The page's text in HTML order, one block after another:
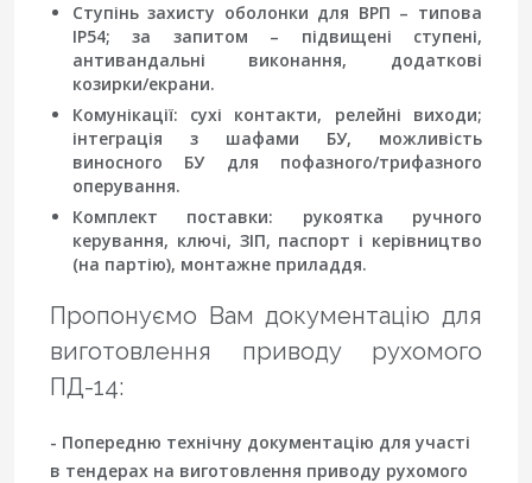
Ступінь захисту оболонки для ВРП – типова
IP54; за запитом – підвищені ступені,
антивандальні виконання, додаткові
козирки/екрани.
Комунікації: сухі контакти, релейні виходи;
інтеграція з шафами БУ, можливість
виносного БУ для пофазного/трифазного
оперування.
Комплект поставки: рукоятка ручного
керування, ключі, ЗІП, паспорт і керівництво
(на партію), монтажне приладдя.
Пропонуємо Вам документацію для
виготовлення приводу рухомого
ПД-14:
- Попередню технічну документацію для участі
в тендерах на виготовлення приводу рухомого